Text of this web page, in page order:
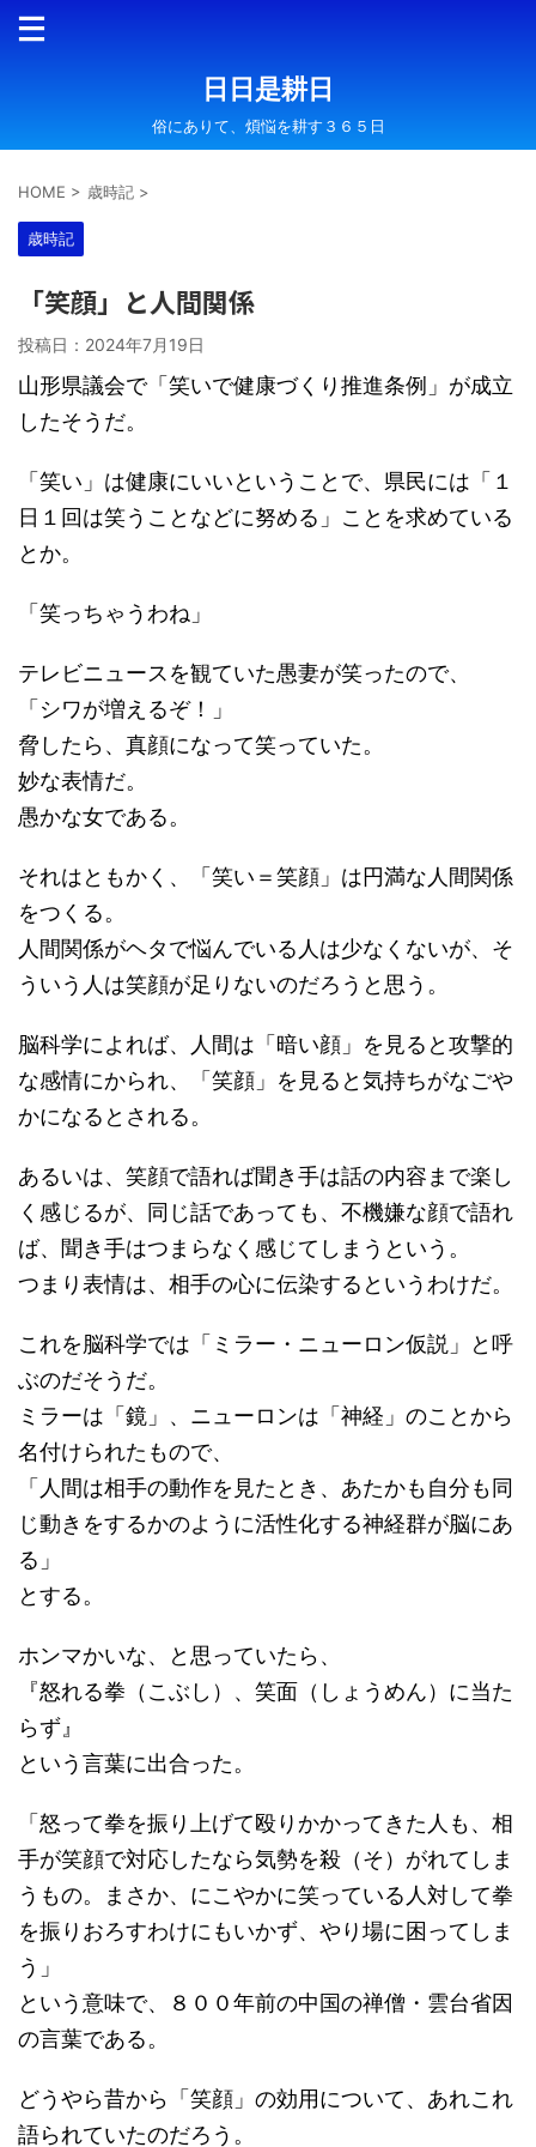
日日是耕日
俗にありて、煩悩を耕す３６５日
HOME > 歳時記 >
歳時記
「笑顔」と人間関係
投稿日： 2024年7月19日
山形県議会で「笑いで健康づくり推進条例」が成立
したそうだ。
「笑い」は健康にいいということで、県民には「１
日１回は笑うことなどに努める」ことを求めている
とか。
「笑っちゃうわね」
テレビニュースを観ていた愚妻が笑ったので、
「シワが増えるぞ！」
脅したら、真顔になって笑っていた。
妙な表情だ。
愚かな女である。
それはともかく、「笑い＝笑顔」は円満な人間関係
をつくる。
人間関係がヘタで悩んでいる人は少なくないが、そ
ういう人は笑顔が足りないのだろうと思う。
脳科学によれば、人間は「暗い顔」を見ると攻撃的
な感情にかられ、「笑顔」を見ると気持ちがなごや
かになるとされる。
あるいは、笑顔で語れば聞き手は話の内容まで楽し
く感じるが、同じ話であっても、不機嫌な顔で語れ
ば、聞き手はつまらなく感じてしまうという。
つまり表情は、相手の心に伝染するというわけだ。
これを脳科学では「ミラー・ニューロン仮説」と呼
ぶのだそうだ。
ミラーは「鏡」、ニューロンは「神経」のことから
名付けられたもので、
「人間は相手の動作を見たとき、あたかも自分も同
じ動きをするかのように活性化する神経群が脳にあ
る」
とする。
ホンマかいな、と思っていたら、
『怒れる拳（こぶし）、笑面（しょうめん）に当た
らず』
という言葉に出合った。
「怒って拳を振り上げて殴りかかってきた人も、相
手が笑顔で対応したなら気勢を殺（そ）がれてしま
うもの。まさか、にこやかに笑っている人対して拳
を振りおろすわけにもいかず、やり場に困ってしま
う」
という意味で、８００年前の中国の禅僧・雲台省因
の言葉である。
どうやら昔から「笑顔」の効用について、あれこれ
語られていたのだろう。